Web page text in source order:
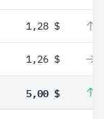
1,28 $
1,26 $
5,00 $